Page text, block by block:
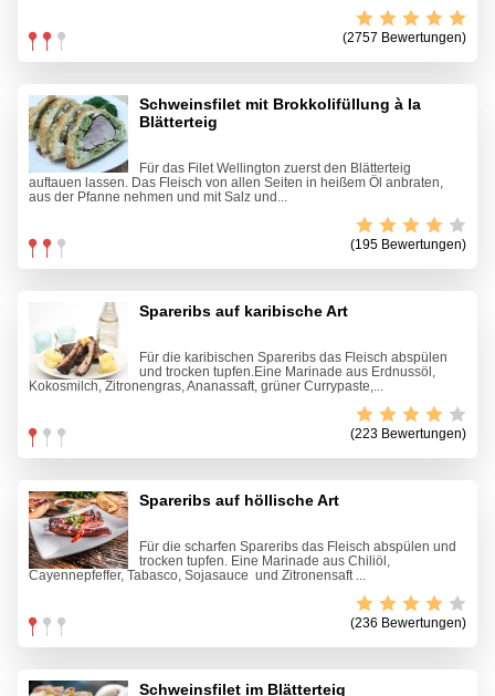
(2757 Bewertungen)
Schweinsfilet mit Brokkolifüllung à la
Blätterteig
Für das Filet Wellington zuerst den Blätterteig
auftauen lassen. Das Fleisch von allen Seiten in heißem Öl anbraten,
aus der Pfanne nehmen und mit Salz und...
(195 Bewertungen)
Spareribs auf karibische Art
Für die karibischen Spareribs das Fleisch abspülen
und trocken tupfen.Eine Marinade aus Erdnussöl,
Kokosmilch, Zitronengras, Ananassaft, grüner Currypaste,...
(223 Bewertungen)
Spareribs auf höllische Art
Für die scharfen Spareribs das Fleisch abspülen und
trocken tupfen. Eine Marinade aus Chiliöl,
Cayennepfeffer, Tabasco, Sojasauce und Zitronensaft ...
(236 Bewertungen)
Schweinsfilet im Blätterteig